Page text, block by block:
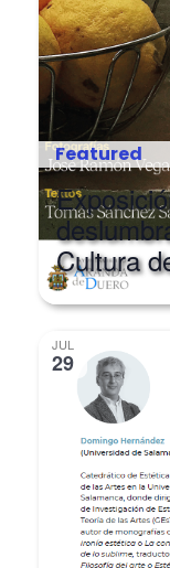
Featured
Cultura
JUL